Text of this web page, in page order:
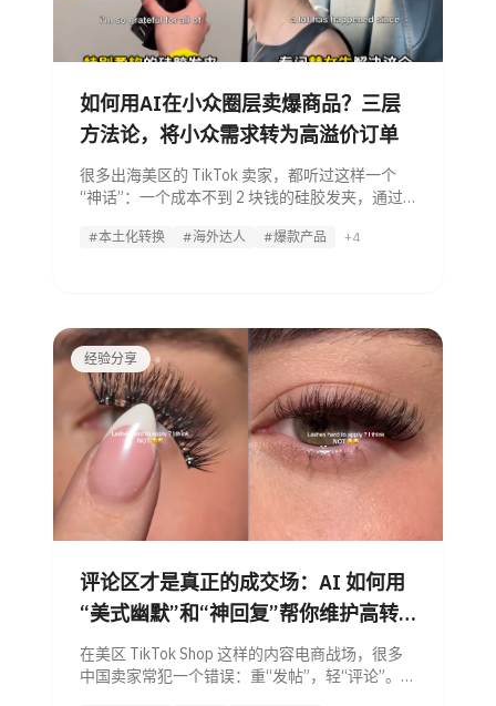
如何用AI在小众圈层卖爆商品？三层
方法论，将小众需求转为高溢价订单
很多出海美区的 TikTok 卖家，都听过这样一个
“神话”：一个成本不到 2 块钱的硅胶发夹，通过
12 美金的高价，视频播放量冲破 1800 万。 但这
#本土化转换 #海外达人 #爆款产品 +4
经验分享
评论区才是真正的成交场：AI 如何用
“美式幽默”和“神回复”帮你维护高转
化的评论区氛围
在美区 TikTok Shop 这样的内容电商战场，很多
中国卖家常犯一个错误：重“发帖”，轻“评论”。